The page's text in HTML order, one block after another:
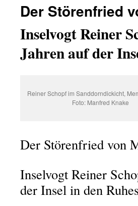
Der Störenfried
Inselvogt Reiner
Jahren auf der
Reiner Schopf im Sanddorndickicht,
Foto: Manfred Knake
Der Störenfried von
Inselvogt Reiner
der Insel in den